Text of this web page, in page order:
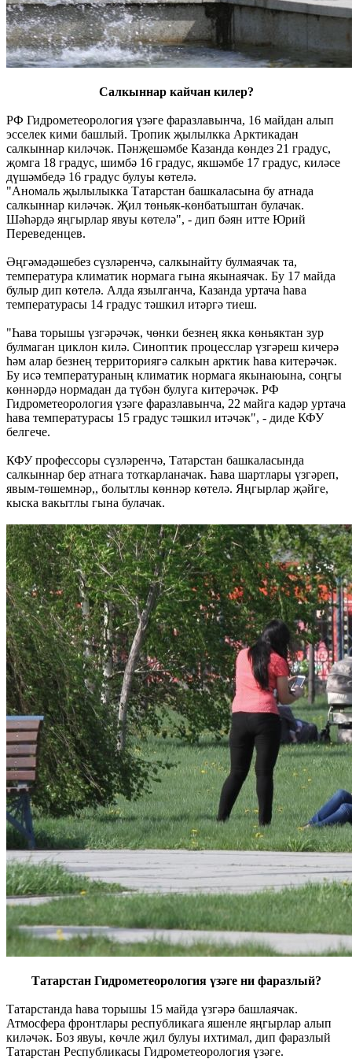
Салкыннар кайчан килер?
РФ Гидрометеорология үзәге фаразлавынча, 16 майдан алып
эсселек кими башлый. Тропик җылылкка Арктикадан
салкыннар киләчәк. Пәнҗешәмбе Казанда көндез 21 градус,
җомга 18 градус, шимбә 16 градус, якшәмбе 17 градус, киләсе
дүшәмбедә 16 градус булуы көтелә.
"Аномаль җылылыкка Татарстан башкаласына бу атнада
салкыннар киләчәк. Җил төньяк-көнбатыштан булачак.
Шәһәрдә яңгырлар явуы көтелә", - дип бәян итте Юрий
Переведенцев.
Әңгәмәдәшебез сүзләренчә, салкынайту булмаячак та,
температура климатик нормага гына якынаячак. Бу 17 майда
булыр дип көтелә. Алда язылганча, Казанда уртача һава
температурасы 14 градус тәшкил итәргә тиеш.
"Һава торышы үзгәрәчәк, чөнки безнең якка көньяктан зур
булмаган циклон килә. Синоптик процесслар үзгәреш кичерә
һәм алар безнең территориягә салкын арктик һава китерәчәк.
Бу исә температураның климатик нормага якынаюына, соңгы
көннәрдә нормадан да түбән булуга китерәчәк. РФ
Гидрометеорология үзәге фаразлавынча, 22 майга кадәр уртача
һава температурасы 15 градус тәшкил итәчәк", - диде КФУ
белгече.
КФУ профессоры сүзләренчә, Татарстан башкаласында
салкыннар бер атнага тоткарланачак. Һава шартлары үзгәреп,
явым-төшемнәр,, болытлы көннәр көтелә. Яңгырлар җәйге,
кыска вакытлы гына булачак.
Татарстан Гидрометеорология үзәге ни фаразлый?
Татарстанда һава торышы 15 майда үзгәрә башлаячак.
Атмосфера фронтлары республикага яшенле яңгырлар алып
киләчәк. Боз явуы, көчле җил булуы ихтимал, дип фаразлый
Татарстан Республикасы Гидрометеорология үзәге.